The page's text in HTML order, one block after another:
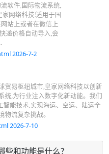
软件,国际物流系统,
家网络科技!适用于国
站上或者在微信上
递价格自动导入,会
2026-7-2
贸易枢纽城市,皇家网络科技以创新
统,为行业注入数字化新动能。我们
能技术,实现海运、空运、陆运全
流复杂挑战。
2026-7-10
和功能是什么？